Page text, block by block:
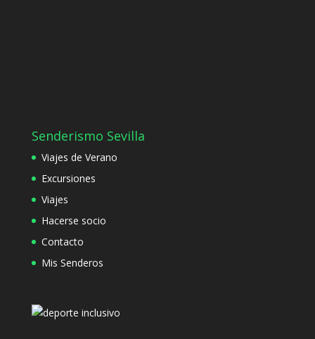
Senderismo Sevilla
Viajes de Verano
Excursiones
Viajes
Hacerse socio
Contacto
Mis Senderos